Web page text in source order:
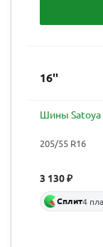
16''
Шины Satoya
205/55 R16
3 130₽
Сплит4